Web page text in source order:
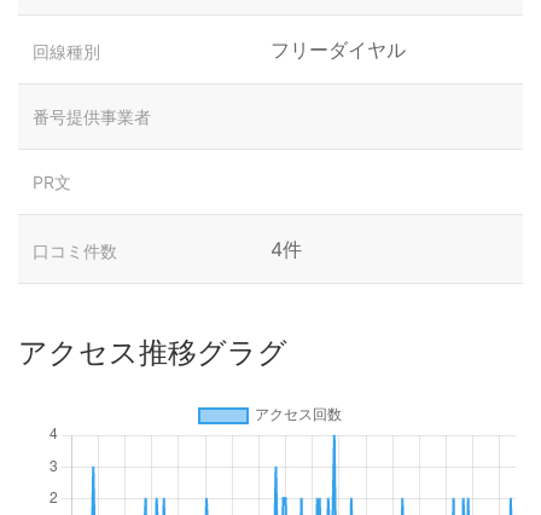
回線種別 フリーダイヤル
番号提供事業者
PR文
口コミ件数 4件
アクセス推移グラグ